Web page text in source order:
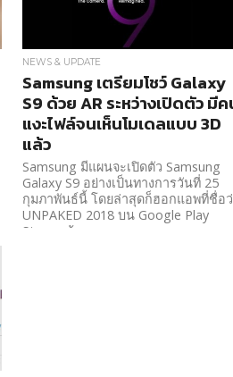
NEWS & UPDATE
Samsung เตรียมโชว์ Galaxy
S9 ด้วย AR ระหว่างเปิดตัว มี
แงะไฟล์จนเห็นโมเดลแบบ 3D
แล้ว
Samsung มีแผนจะเปิดตัว Samsung
Galaxy S9 อย่างเป็นทางการวันที่ 25
กุมภาพันธ์นี้ โดยล่าสุดก็ฮอกแอพที่ชื่อ
UNPAKED 2018 บน Google Play
Store แล้ว